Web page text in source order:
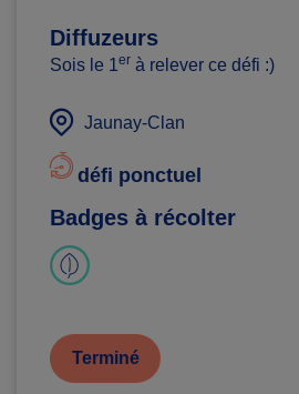
Diffuzeurs
Sois le 1er à relever ce défi :)
Jaunay-Clan
défi ponctuel
Badges à récolter
Terminé